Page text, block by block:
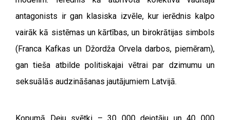
antagonists ir gan klasiska izvēle, kur ierēdnis kalpo
vairāk kā sistēmas un kārtības, un birokrātijas simbols
(Franca Kafkas un Džordža Orvela darbos, piemēram),
gan tieša atbilde politiskajai vētrai par dzimumu un
seksuālās audzināšanas jautājumiem Latvijā.